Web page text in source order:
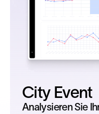
City Event
Analysieren Sie